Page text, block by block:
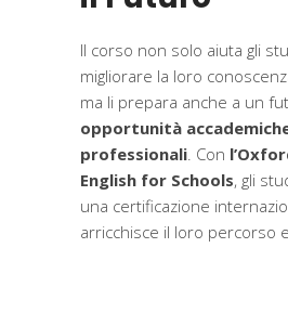
Il corso non solo aiuta gli
migliorare la loro
ma li prepara anche a un
opportunità
professionali. Con
English for Schools, gli
una certificazione
arricchisce il loro percorso